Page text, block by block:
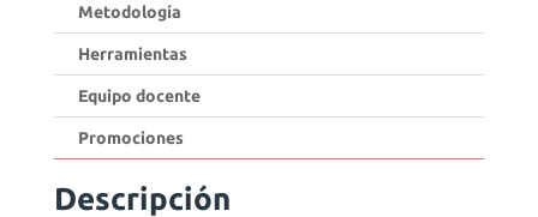
Metodología
Herramientas
Equipo docente
Promociones
Descripción